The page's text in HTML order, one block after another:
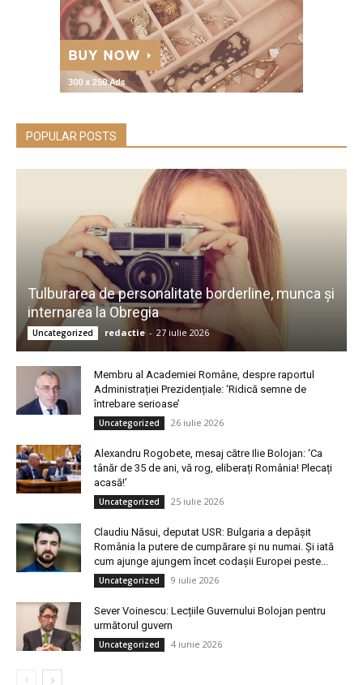
POPULAR POSTS
Tulburarea de personalitate borderline, munca și
internarea la Obregia
Uncategorized redactie - 27 iulie 2026
Membru al Academiei Române, despre raportul
Administrației Prezidențiale: ‘Ridică semne de
întrebare serioase’
Uncategorized 26 iulie 2026
Alexandru Rogobete, mesaj către Ilie Bolojan: ‘Ca
tânăr de 35 de ani, vă rog, eliberați România! Plecați
acasă!’
Uncategorized 25 iulie 2026
Claudiu Năsui, deputat USR: Bulgaria a depășit
România la putere de cumpărare și nu numai. Și iată
cum ajunge ajungem încet codașii Europei peste...
Uncategorized 9 iulie 2026
Sever Voinescu: Lecțiile Guvernului Bolojan pentru
următorul guvern
Uncategorized 4 iunie 2026